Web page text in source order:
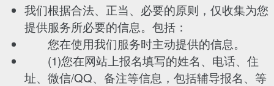
我们根据合法、正当、必要的原则，仅收集为您
提供服务所必要的信息。包括：
您在使用我们服务时主动提供的信息。
(1)您在网站上报名填写的姓名、电话、住
址、微信/QQ、备注等信息，包括辅导报名、等